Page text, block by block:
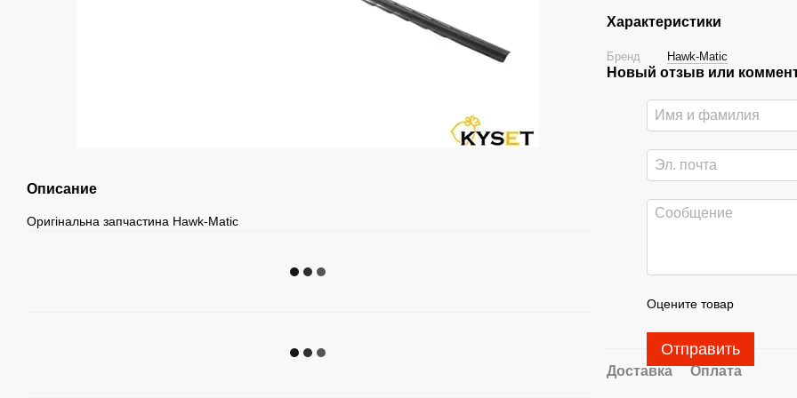
Описание
Оригінальна запчастина Hawk-Matic
Характеристики
Бренд Hawk-Matic
Новый отзыв или
Оцените товар
Отправить
Доставка Оплата